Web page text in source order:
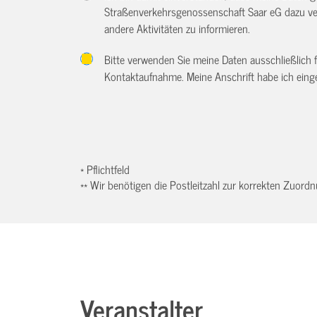
Straßenverkehrsgenossenschaft Saar eG dazu
andere Aktivitäten zu informieren.
Bitte verwenden Sie meine Daten
Kontaktaufnahme. Meine Anschrift habe ich
* Pflichtfeld
** Wir benötigen die Postleitzahl zur korrekten
Veranstalter